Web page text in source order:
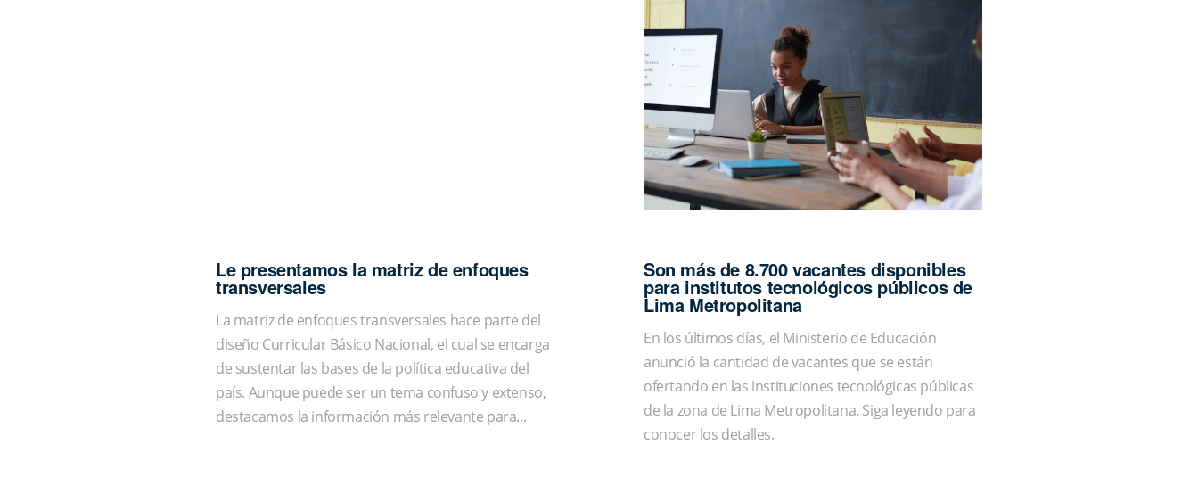
Le presentamos la matriz de enfoques
transversales
La matriz de enfoques transversales hace parte del
diseño Curricular Básico Nacional, el cual se encarga
de sustentar las bases de la política educativa del
país. Aunque puede ser un tema confuso y extenso,
destacamos la información más relevante para...
Son más de 8.700 vacantes disponibles
para institutos tecnológicos públicos de
Lima Metropolitana
En los últimos días, el Ministerio de Educación
anunció la cantidad de vacantes que se están
ofertando en las instituciones tecnológicas públicas
de la zona de Lima Metropolitana. Siga leyendo para
conocer los detalles.